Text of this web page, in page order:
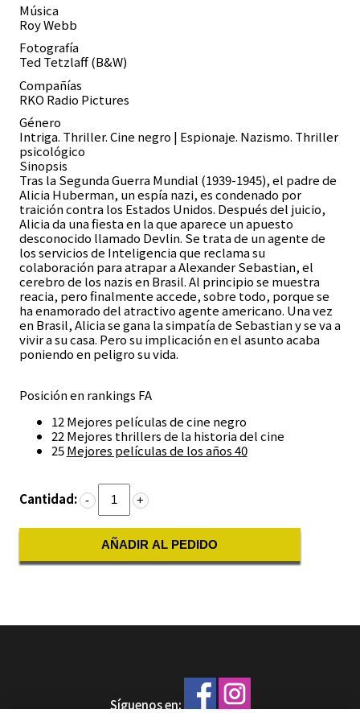
Música
Roy Webb
Fotografía
Ted Tetzlaff (B&W)
Compañías
RKO Radio Pictures
Género
Intriga. Thriller. Cine negro | Espionaje. Nazismo. Thriller
psicológico
Sinopsis
Tras la Segunda Guerra Mundial (1939-1945), el padre de
Alicia Huberman, un espía nazi, es condenado por
traición contra los Estados Unidos. Después del juicio,
Alicia da una fiesta en la que aparece un apuesto
desconocido llamado Devlin. Se trata de un agente de
los servicios de Inteligencia que reclama su
colaboración para atrapar a Alexander Sebastian, el
cerebro de los nazis en Brasil. Al principio se muestra
reacia, pero finalmente accede, sobre todo, porque se
ha enamorado del atractivo agente americano. Una vez
en Brasil, Alicia se gana la simpatía de Sebastian y se va a
vivir a su casa. Pero su implicación en el asunto acaba
poniendo en peligro su vida.
Posición en rankings FA
12 Mejores películas de cine negro
22 Mejores thrillers de la historia del cine
25Mejores películas de los años 40
Cantidad: - +
AÑADIR AL PEDIDO
Síguenos en: